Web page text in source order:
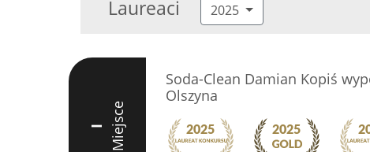
Laureaci 2025
I Miejsce
Soda-Clean Damian Kopiś
Olszyna